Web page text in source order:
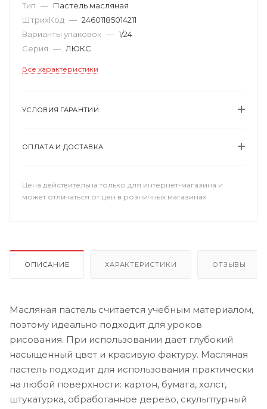
Тип — Пастель масляная
ШтрихКод — 24601185014211
Варианты упаковок — 1/24
Серия — ЛЮКС
Все характеристики
УСЛОВИЯ ГАРАНТИИ
ОПЛАТА И ДОСТАВКА
Цена действительна только для интернет-магазина и
может отличаться от цен в розничных магазинах
ОПИСАНИЕ ХАРАКТЕРИСТИКИ ОТЗЫВЫ
Масляная пастель считается учебным материалом,
поэтому идеально подходит для уроков
рисования. При использовании дает глубокий
насыщенный цвет и красивую фактуру. Масляная
пастель подходит для использования практически
на любой поверхности: картон, бумага, холст,
штукатурка, обработанное дерево, скульптурный